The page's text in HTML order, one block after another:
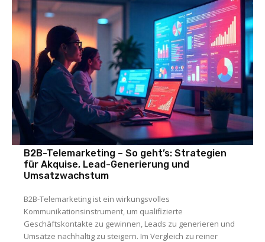
B2B-Telemarketing – So geht’s: Strategien
für Akquise, Lead-Generierung und
Umsatzwachstum
B2B-Telemarketing ist ein wirkungsvolles
Kommunikationsinstrument, um qualifizierte
Geschäftskontakte zu gewinnen, Leads zu generieren und
Umsätze nachhaltig zu steigern. Im Vergleich zu reiner